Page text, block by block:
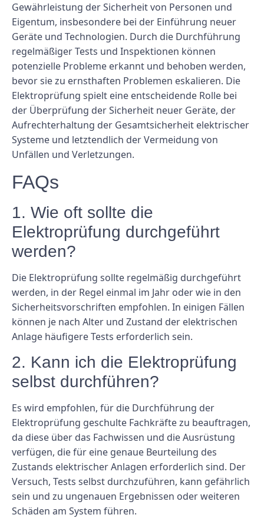
Gewährleistung der Sicherheit von Personen und
Eigentum, insbesondere bei der Einführung neuer
Geräte und Technologien. Durch die Durchführung
regelmäßiger Tests und Inspektionen können
potenzielle Probleme erkannt und behoben werden,
bevor sie zu ernsthaften Problemen eskalieren. Die
Elektroprüfung spielt eine entscheidende Rolle bei
der Überprüfung der Sicherheit neuer Geräte, der
Aufrechterhaltung der Gesamtsicherheit elektrischer
Systeme und letztendlich der Vermeidung von
Unfällen und Verletzungen.
FAQs
1. Wie oft sollte die
Elektroprüfung durchgeführt
werden?
Die Elektroprüfung sollte regelmäßig durchgeführt
werden, in der Regel einmal im Jahr oder wie in den
Sicherheitsvorschriften empfohlen. In einigen Fällen
können je nach Alter und Zustand der elektrischen
Anlage häufigere Tests erforderlich sein.
2. Kann ich die Elektroprüfung
selbst durchführen?
Es wird empfohlen, für die Durchführung der
Elektroprüfung geschulte Fachkräfte zu beauftragen,
da diese über das Fachwissen und die Ausrüstung
verfügen, die für eine genaue Beurteilung des
Zustands elektrischer Anlagen erforderlich sind. Der
Versuch, Tests selbst durchzuführen, kann gefährlich
sein und zu ungenauen Ergebnissen oder weiteren
Schäden am System führen.